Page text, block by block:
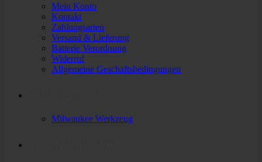
Mein Konto
Kontakt
Zahlungsarten
Versand & Lieferung
Batterie Verordnung
Widerruf
Allgemeine Geschäftsbedingungen
Milwaukee Werkzeug